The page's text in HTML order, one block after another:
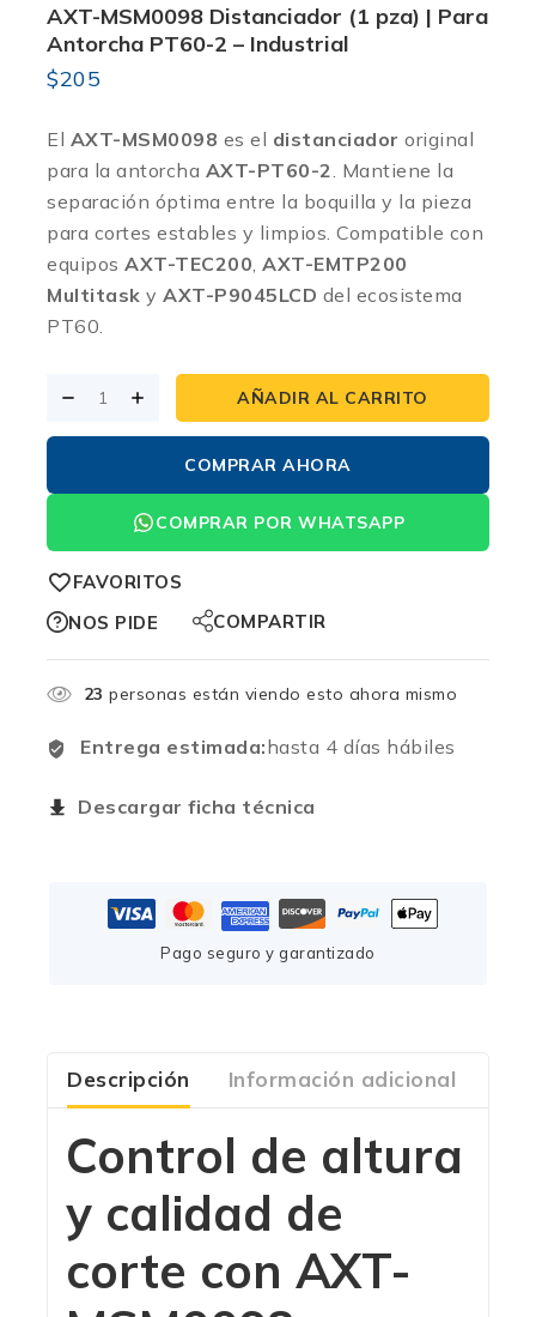
AXT-MSM0098 Distanciador (1 pza) | Para
Antorcha PT60-2 – Industrial
$205
El AXT-MSM0098 es el distanciador original
para la antorcha AXT-PT60-2 . Mantiene la
separación óptima entre la boquilla y la pieza
para cortes estables y limpios. Compatible con
equipos AXT-TEC200 AXT-EMTP200
Multitask y AXT-P9045LCD del ecosistema
PT60.
AÑADIR AL CARRITO
COMPRAR AHORA
COMPRAR POR WHATSAPP
FAVORITOS
NOS PIDE
COMPARTIR
23 personas están viendo esto ahora mismo
Entrega estimada:hasta 4 días hábiles
Descargar ficha técnica
Pago seguro y garantizado
Descripción Información adicional
Control de altura
y calidad de
corte con AXT-